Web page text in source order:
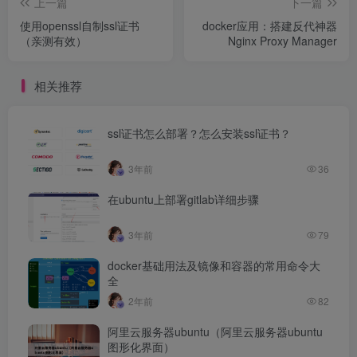
使用openssl自制ssl证书
（亲测有效）
docker应用：搭建反代神器
Nginx Proxy Manager
相关推荐
ssl证书怎么部署？怎么安装ssl证书？
3年前 36
在ubuntu上部署gitlab详细步骤
3年前 79
docker基础用法及镜像和容器的常用命令大
全
2年前 82
阿里云服务器ubuntu（阿里云服务器ubuntu
图形化界面）